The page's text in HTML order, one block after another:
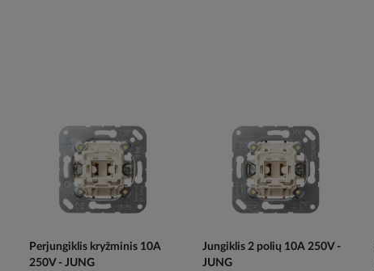
Perjungiklis kryžminis 10A
250V - JUNG
Jungiklis 2 polių 10A 250V -
JUNG